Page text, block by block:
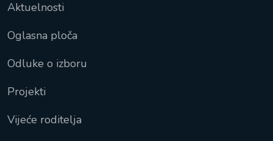
Aktuelnosti
Oglasna ploča
Odluke o izboru
Projekti
Vijeće roditelja